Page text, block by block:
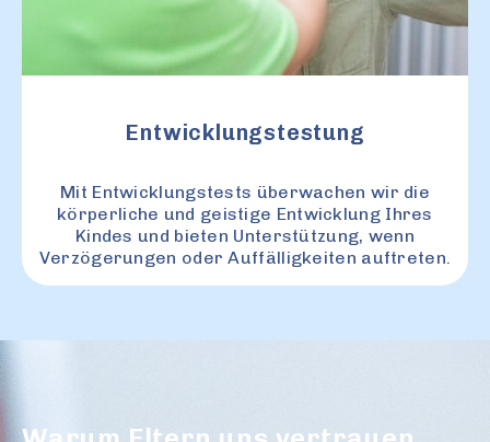
Entwicklungstestung
Mit Entwicklungstests überwachen wir die
körperliche und geistige Entwicklung Ihres
Kindes und bieten Unterstützung, wenn
Verzögerungen oder Auffälligkeiten auftreten.